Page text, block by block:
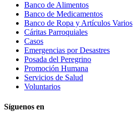
Banco de Alimentos
Banco de Medicamentos
Banco de Ropa y Artículos Varios
Cáritas Parroquiales
Casos
Emergencias por Desastres
Posada del Peregrino
Promoción Humana
Servicios de Salud
Voluntarios
Síguenos en